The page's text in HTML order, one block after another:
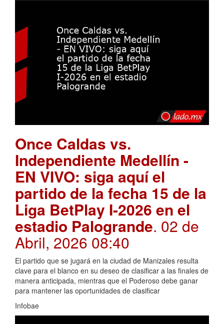
Once Caldas vs.
Independiente Medellín -
EN VIVO: siga aquí el
partido de la fecha 15 de la
Liga BetPlay I-2026 en el
estadio Palogrande. 02 de
Abril, 2026 08:40
El partido que se jugará en la ciudad de Manizales resulta
clave para el blanco en su deseo de clasificar a las finales de
manera anticipada, mientras que el Poderoso debe ganar
para mantener las oportunidades de clasificar
Infobae